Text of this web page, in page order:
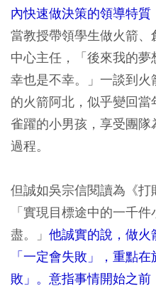
內快速做決策的領導特質
當教授帶領學生做火箭、
中心主任，「後來我的
幸也是不幸。」一談到
的火箭阿北，似乎變回當
雀躍的小男孩，享受團
過程。
但誠如吳宗信閱讀為《打
「實現目標途中的一千
盡。」 他誠實的說，做火
「一定會失敗」，重點
敗」。意指事情開始之